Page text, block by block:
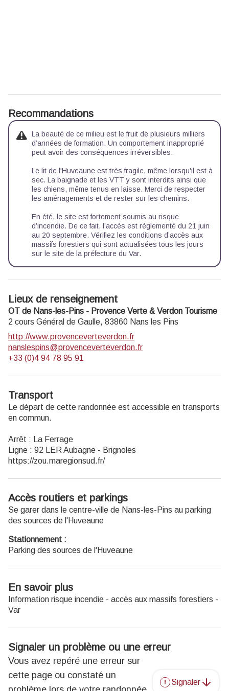
Recommandations
La beauté de ce milieu est le fruit de plusieurs milliers
d’années de formation. Un comportement inapproprié
peut avoir des conséquences irréversibles.
Le lit de l'Huveaune est très fragile, même lorsqu'il est à
sec. La baignade et les VTT y sont interdits ainsi que
les chiens, même tenus en laisse. Merci de respecter
les aménagements et de rester sur les chemins.
En été, le site est fortement soumis au risque
d’incendie. De ce fait, l’accès est réglementé du 21 juin
au 20 septembre. Vérifiez les conditions d’accès aux
massifs forestiers qui sont actualisées tous les jours
sur le site de la préfecture du Var.
Lieux de renseignement
OT de Nans-les-Pins - Provence Verte & Verdon Tourisme
2 cours Général de Gaulle, 83860 Nans les Pins
http://www.provenceverteverdon.fr
nanslespins@provenceverteverdon.fr
+33 (0)4 94 78 95 91
Transport
Le départ de cette randonnée est accessible en transports
en commun.
Arrêt : La Ferrage
Ligne : 92 LER Aubagne - Brignoles
https://zou.maregionsud.fr/
Accès routiers et parkings
Se garer dans le centre-ville de Nans-les-Pins au parking
des sources de l'Huveaune
Stationnement :
Parking des sources de l'Huveaune
En savoir plus
Information risque incendie - accès aux massifs forestiers -
Var
Signaler un problème ou une erreur
Vous avez repéré une erreur sur
cette page ou constaté un
Signaler